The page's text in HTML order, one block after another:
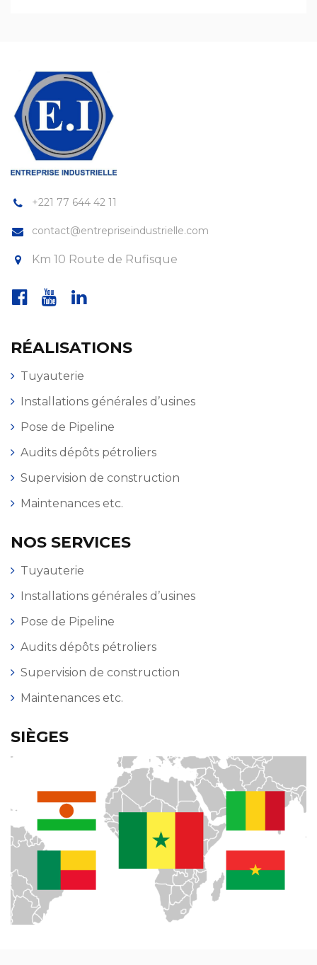
+221 77 644 42 11
contact@entrepriseindustrielle.com
Km 10 Route de Rufisque
RÉALISATIONS
Tuyauterie
Installations générales d’usines
Pose de Pipeline
Audits dépôts pétroliers
Supervision de construction
Maintenances etc.
NOS SERVICES
Tuyauterie
Installations générales d’usines
Pose de Pipeline
Audits dépôts pétroliers
Supervision de construction
Maintenances etc.
SIÈGES